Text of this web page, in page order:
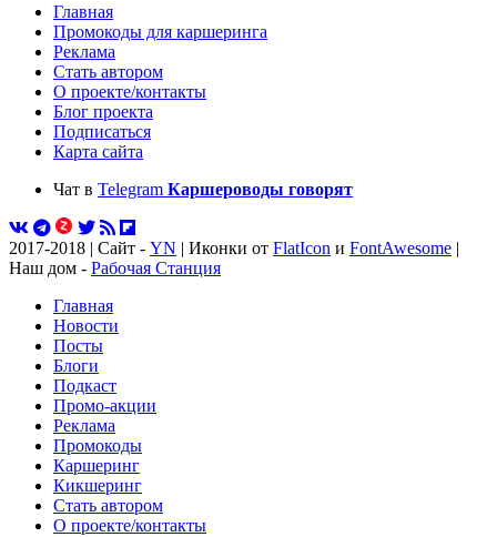
Главная
Промокоды для каршеринга
Реклама
Стать автором
О проекте/контакты
Блог проекта
Подписаться
Карта сайта
Чат в Telegram Каршероводы говорят
2017-2018 | Сайт - YN | Иконки от FlatIcon и FontAwesome |
Наш дом - Рабочая Станция
Главная
Новости
Посты
Блоги
Подкаст
Промо-акции
Реклама
Промокоды
Каршеринг
Кикшеринг
Стать автором
О проекте/контакты